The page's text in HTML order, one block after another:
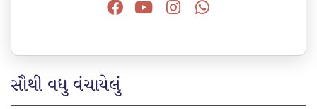
સૌથી વધુ વંચાયેલું